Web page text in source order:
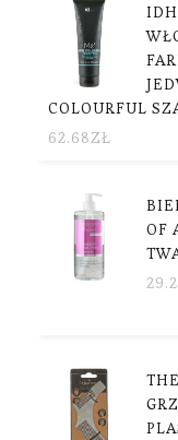
COLOURFUL
62.68ZŁ
OF